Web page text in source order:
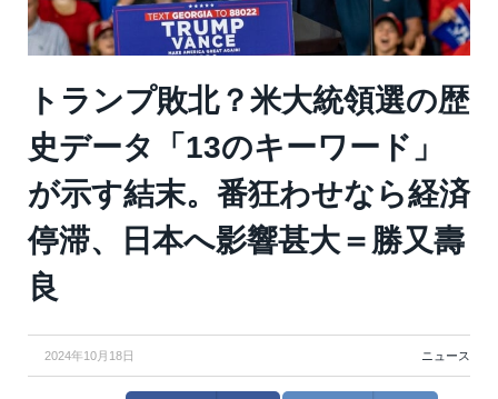
トランプ敗北？米大統領選の歴
史データ「13のキーワード」
が示す結末。番狂わせなら経済
停滞、日本へ影響甚大＝勝又壽
良
2024年10月18日 ニュース